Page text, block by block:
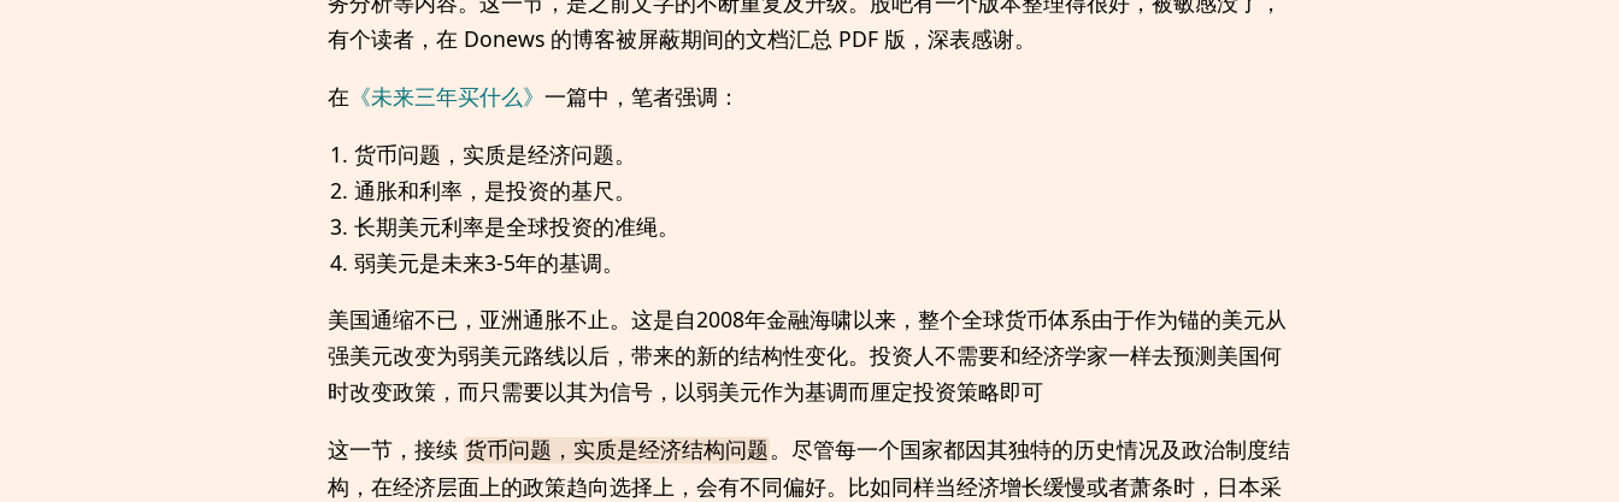
有个读者，在 Donews 的博客被屏蔽期间的文档汇总 PDF 版，深表感谢。
在 《未来三年买什么》 一篇中，笔者强调：
货币问题，实质是经济问题。
通胀和利率，是投资的基尺。
长期美元利率是全球投资的准绳。
弱美元是未来3-5年的基调。
美国通缩不已，亚洲通胀不止。这是自2008年金融海啸以来，整个全球货币体系由于作为锚的美元从
强美元改变为弱美元路线以后，带来的新的结构性变化。投资人不需要和经济学家一样去预测美国何
时改变政策，而只需要以其为信号，以弱美元作为基调而厘定投资策略即可
这一节，接续 货币问题，实质是经济结构问题 。尽管每一个国家都因其独特的历史情况及政治制度结
构，在经济层面上的政策趋向选择上，会有不同偏好。比如同样当经济增长缓慢或者萧条时，日本采